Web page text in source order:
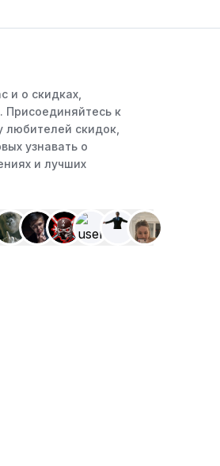
и о скидках,
Присоединяйтесь к
скидок,
узнавать о
и лучших